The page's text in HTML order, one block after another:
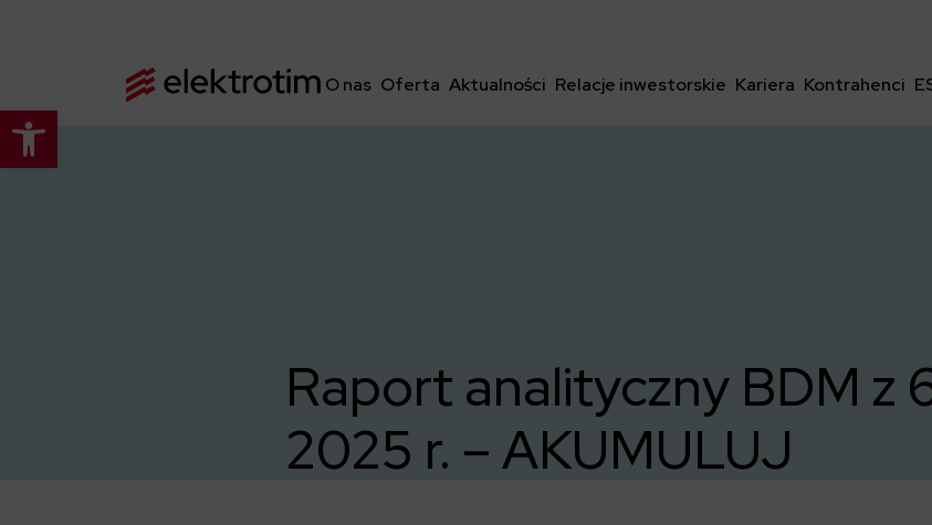
Otwórz pasek narzędzi
O nas Oferta Aktualności Relacje inwestorskie Kariera Kontrahenci
Raport analityczny BDM z
2025 r. – AKUMULUJ